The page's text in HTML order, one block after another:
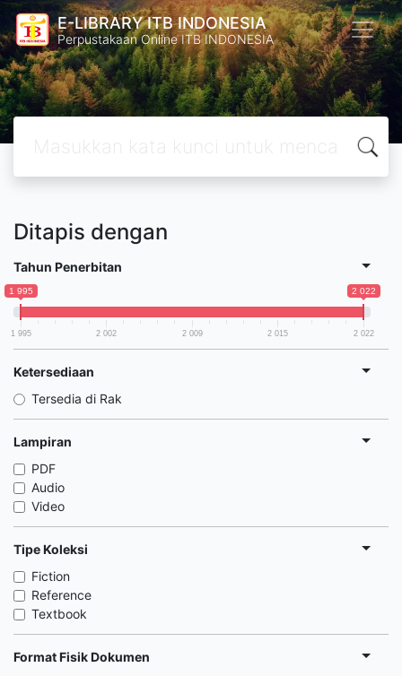
E-LIBRARY ITB INDONESIA
Perpustakaan Online ITB INDONESIA
Ditapis dengan
Tahun Penerbitan
1 995 2 022
1 995 2 002 2 009 2 015 2 022
Ketersediaan
Tersedia di Rak
Lampiran
PDF
Audio
Video
Tipe Koleksi
Fiction
Reference
Textbook
Format Fisik Dokumen